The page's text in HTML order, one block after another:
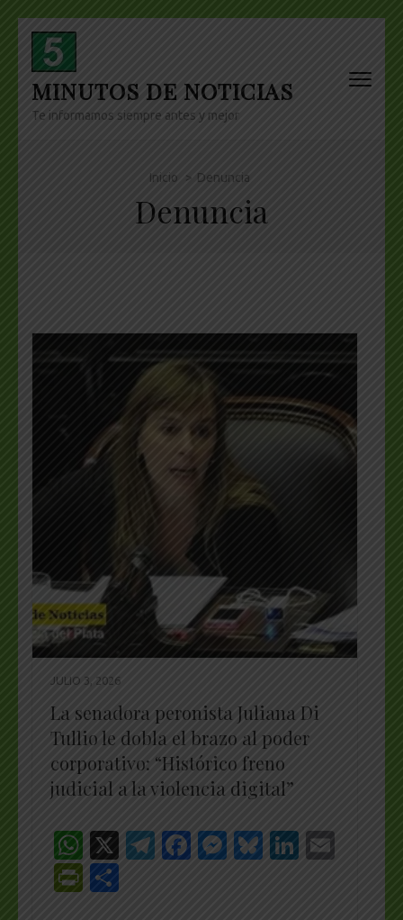
Skip
content
(Press
Enter)
MINUTOS DE NOTICIAS
Te informamos siempre antes y mejor
Inicio > Denuncia
Denuncia
JULIO 3, 2026
La senadora peronista Juliana Di
Tullio le dobla el brazo al poder
corporativo: “Histórico freno
judicial a la violencia digital”
WhatsApp
X Telegram
Facebook
Messenger
Bluesky
PrintFriendly